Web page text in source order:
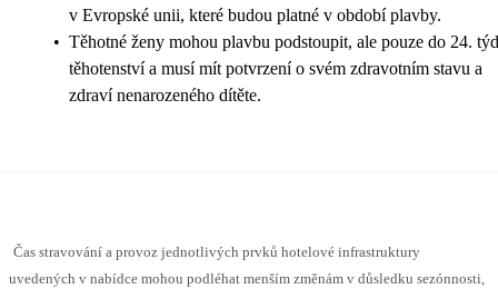
v Evropské unii, které budou platné v období plavby.
• Těhotné ženy mohou plavbu podstoupit, ale pouze do 24.
těhotenství a musí mít potvrzení o svém zdravotním stavu a
zdraví nenarozeného dítěte.
Čas stravování a provoz jednotlivých prvků hotelové infrastruktury
uvedených v nabídce mohou podléhat menším změnám v důsledku sezónnosti,